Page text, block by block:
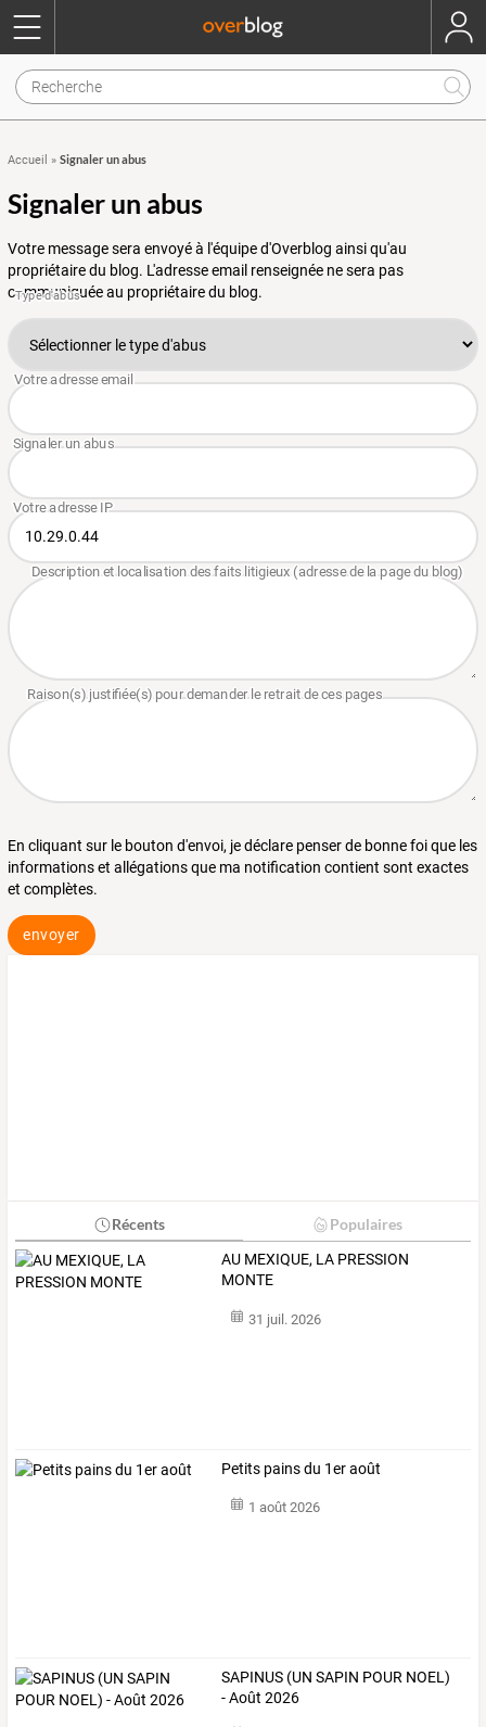
Accueil » Signaler un abus
Signaler un abus
Votre message sera envoyé à l'équipe d'Overblog ainsi qu'au
propriétaire du blog. L'adresse email renseignée ne sera pas
communiquée au propriétaire du blog.
En cliquant sur le bouton d'envoi, je déclare penser de bonne foi que les
informations et allégations que ma notification contient sont exactes
et complètes.
envoyer
Récents Populaires
AU MEXIQUE, LA PRESSION
MONTE
31 juil. 2026
Petits pains du 1er août
1 août 2026
SAPINUS (UN SAPIN POUR NOEL)
- Août 2026